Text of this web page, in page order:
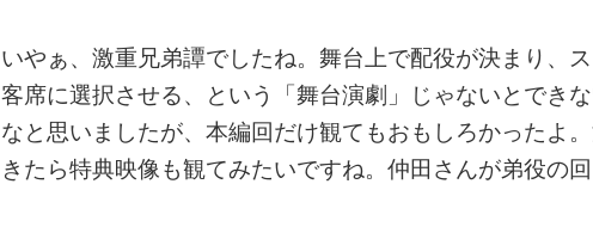
いやぁ、激重兄弟譚でしたね。舞台上で配役が決まり、
客席に選択させる、という「舞台演劇」じゃないとでき
なと思いましたが、本編回だけ観てもおもしろかったよ
きたら特典映像も観てみたいですね。仲田さんが弟役の回